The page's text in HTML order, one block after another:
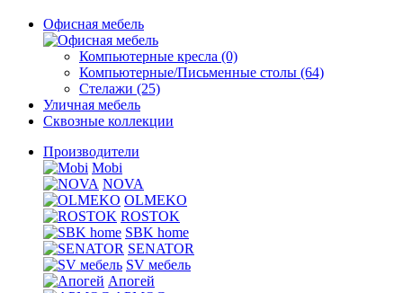
Офисная мебель
Компьютерные кресла (0)
Компьютерные/Письменные столы (64)
Стелажи (25)
Уличная мебель
Сквозные коллекции
Производители
Mobi
NOVA
OLMEKO
ROSTOK
SBK home
SENATOR
SV мебель
Апогей